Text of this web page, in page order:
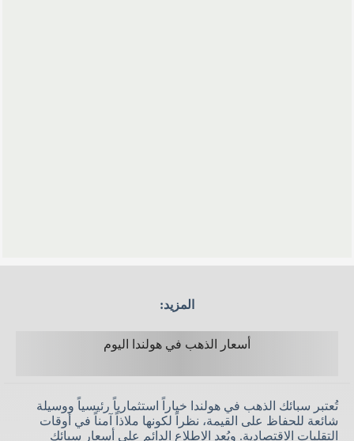
المزيد:
أسعار الذهب في هولندا اليوم
تُعتبر سبائك الذهب في هولندا خياراً استثمارياً رئيسياً ووسيلة
شائعة للحفاظ على القيمة، نظراً لكونها ملاذاً آمناً في أوقات
التقلبات الاقتصادية. ويُعد الاطلاع الدائم على أسعار سبائك